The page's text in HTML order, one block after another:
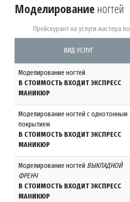
Моделированиеногтей
Прейскурант на услуги мастера
ВИД УСЛУГ
Моделирование ногтей
В СТОИМОСТЬ ВХОДИТ ЭКСПРЕСС
МАНИКЮР
Моделирование ногтей с однотонным
покрытием
В СТОИМОСТЬ ВХОДИТ ЭКСПРЕСС
МАНИКЮР
Моделирование ногтей ВЫКЛАДНОЙ
ФРЕНЧ
В СТОИМОСТЬ ВХОДИТ ЭКСПРЕСС
МАНИКЮР